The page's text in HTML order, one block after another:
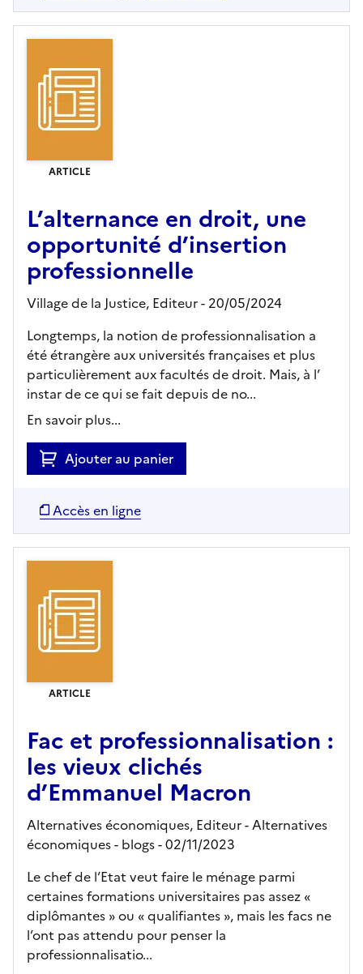
ARTICLE
L’alternance en droit, une
opportunité d’insertion
professionnelle
Village de la Justice, Editeur- 20/05/2024
Longtemps, la notion de professionnalisation a
été étrangère aux universités françaises et plus
particulièrement aux facultés de droit. Mais, à l’
instar de ce qui se fait depuis de no...
En savoir plus...
Ajouter au panier
Accès en ligne
ARTICLE
Fac et professionnalisation :
les vieux clichés
d’Emmanuel Macron
Alternatives économiques, Editeur- Alternatives
économiques - blogs- 02/11/2023
Le chef de l’Etat veut faire le ménage parmi
certaines formations universitaires pas assez «
diplômantes » ou « qualifiantes », mais les facs ne
l’ont pas attendu pour penser la
professionnalisatio...